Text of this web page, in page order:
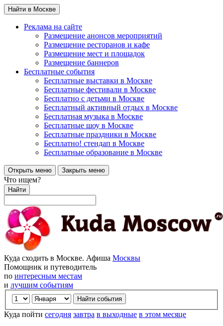
Найти в Москве
Реклама на сайте
Размещение анонсов мероприятий
Размещение ресторанов и кафе
Размещение мест и площадок
Размещение баннеров
Бесплатные события
Бесплатные выставки в Москве
Бесплатные фестивали в Москве
Бесплатно с детьми в Москве
Бесплатный активный отдых в Москве
Бесплатная музыка в Москве
Бесплатные шоу в Москве
Бесплатные праздники в Москве
Бесплатно! стендап в Москве
Бесплатные образование в Москве
Открыть меню Закрыть меню
Что ищем?
Найти
Куда сходить в Москве. Афиша Москвы
Помощник и путеводитель
по интересным местам
и лучшим событиям
Куда пойти сегодня завтра в выходные в этом месяце